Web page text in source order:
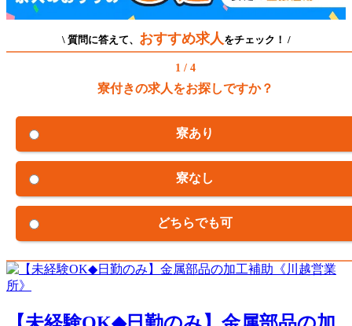
\ 質問に答えて、 おすすめ求人 をチェック！ /
1 / 4
寮付きの求人をお探しですか？
寮あり
寮なし
どちらでも可